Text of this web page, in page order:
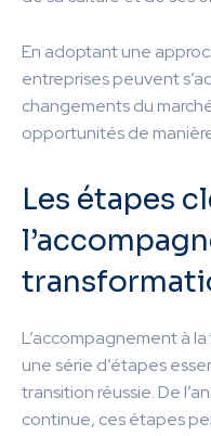
En adoptant une
entreprises peuvent
changements du
opportunités de
Les étapes
L’accompagnement à
une série d’étapes
transition réussie. De
continue, ces étapes